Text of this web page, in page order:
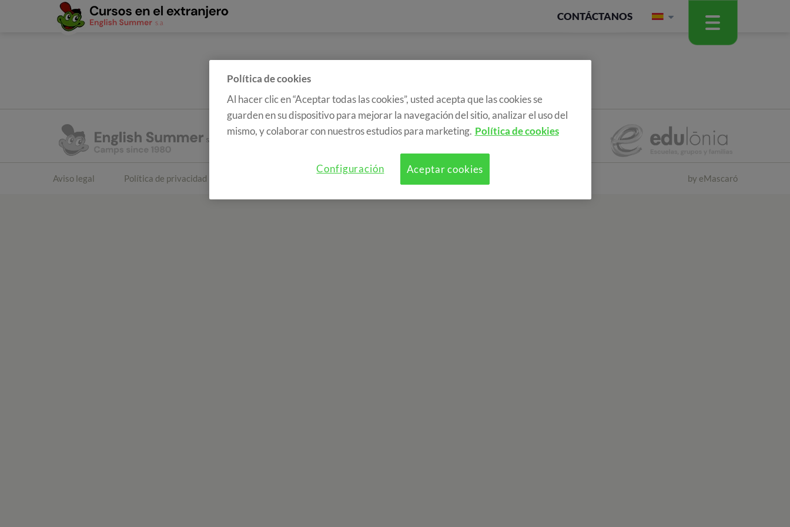
CONTÁCTANOS
Aviso legal Política de privacidad by eMascaró
Política de cookies
Al hacer clic en “Aceptar todas las cookies”, usted acepta que las cookies se
guarden en su dispositivo para mejorar la navegación del sitio, analizar el uso del
mismo, y colaborar con nuestros estudios para marketing. Política de cookies
Aceptar cookies
Configuración